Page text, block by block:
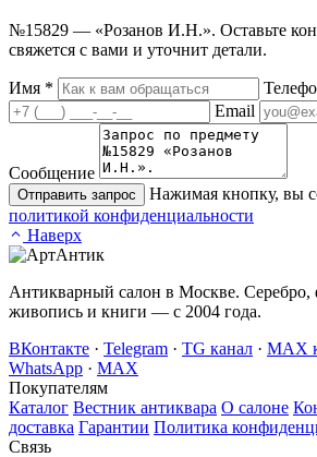
№15829 — «Розанов И.Н.». Оставьте
свяжется с вами и уточнит детали.
Имя *
Email
Сообщение
Отправить запрос
Нажимая кнопку, вы
политикой конфиденциальности
Наверх
Антикварный салон в Москве. Серебро,
живопись и книги — с 2004 года.
ВКонтакте · Telegram · TG канал · MAX
WhatsApp · MAX
Покупателям
Каталог Вестник антиквара О салоне
доставка Гарантии Политика
Связь